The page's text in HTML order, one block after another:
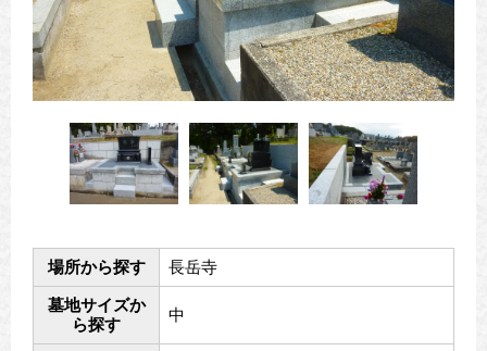
場所から探す 長岳寺
墓地サイズか
ら探す
中